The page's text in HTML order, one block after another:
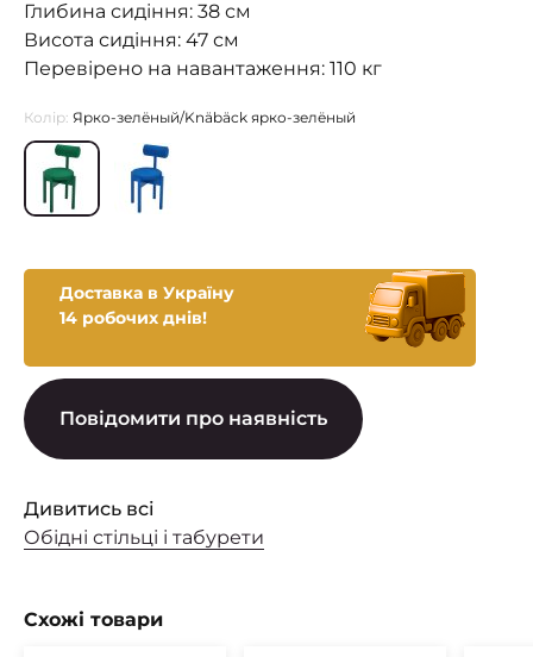
Глибина сидіння: 38 см
Висота сидіння: 47 см
Перевірено на навантаження: 110 кг
Колір: Ярко-зелёный/Knäbäck ярко-зелёный
Доставка в Україну
14 робочих днів!
Повідомити про наявність
Дивитись всі
Обідні стільці і табурети
Схожі товари